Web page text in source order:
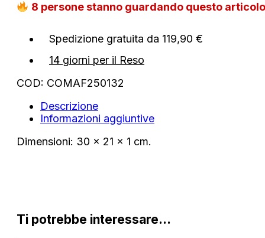
by
Burlon
quantità
8 persone stanno guardando questo
Spedizione gratuita da 119,90 €
14 giorni per il Reso
COD: COMAF250132
Descrizione
Informazioni aggiuntive
Dimensioni: 30 x 21 x 1 cm.
Ti potrebbe interessare…